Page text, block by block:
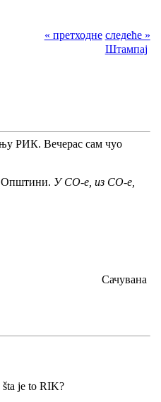
« претходне следеће »
Штампај
РИК. Вечерас сам чуо
Општини. У СО-е, из СО-е,
Сачувана
šta je to RIK?